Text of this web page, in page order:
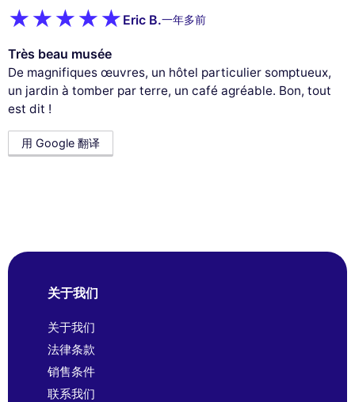
Eric B.一年多前
Très beau musée
De magnifiques œuvres, un hôtel particulier somptueux,
un jardin à tomber par terre, un café agréable. Bon, tout
est dit !
用 Google 翻译
关于我们
关于我们
法律条款
销售条件
联系我们